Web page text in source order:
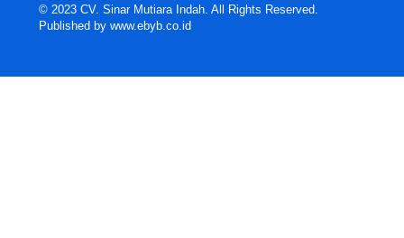
© 2023 CV. Sinar Mutiara Indah. All Rights Reserved.
Published by www.ebyb.co.id